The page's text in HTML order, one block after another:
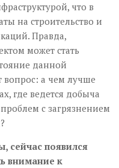
что в
на строительство и
Правда,
может стать
данной
вопрос: а чем лучше
где ведется добыча
с загрязнением
сейчас появился
внимание к